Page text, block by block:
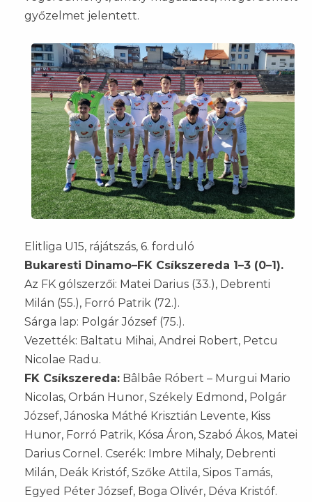
győzelmet jelentett.
Elitliga U15, rájátszás, 6. forduló
Bukaresti Dinamo–FK Csíkszereda 1–3 (0–1).
Az FK gólszerzői: Matei Darius (33.), Debrenti
Milán (55.), Forró Patrik (72.).
Sárga lap: Polgár József (75.).
Vezették: Baltatu Mihai, Andrei Robert, Petcu
Nicolae Radu.
FK Csíkszereda: Bâlbâe Róbert – Murgui Mario
Nicolas, Orbán Hunor, Székely Edmond, Polgár
József, Jánoska Máthé Krisztián Levente, Kiss
Hunor, Forró Patrik, Kósa Áron, Szabó Ákos, Matei
Darius Cornel. Cserék: Imbre Mihaly, Debrenti
Milán, Deák Kristóf, Szőke Attila, Sipos Tamás,
Egyed Péter József, Boga Olivér, Déva Kristóf.